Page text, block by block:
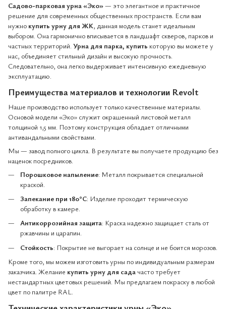
Садово-парковая урна «Эко»— это элегантное и практичное
решение для современных общественных пространств. Если вам
нужно купить урну для ЖК, данная модель станет идеальным
выбором. Она гармонично вписывается в ландшафт скверов, парков и
частных территорий. Урна для парка, купить которую вы можете у
нас, объединяет стильный дизайн и высокую прочность.
Следовательно, она легко выдерживает интенсивную ежедневную
эксплуатацию.
Преимущества материалов и технологии Revolt
Наше производство использует только качественные материалы.
Основой модели «Эко» служит окрашенный листовой металл
толщиной 1,5 мм. Поэтому конструкция обладает отличными
антивандальными свойствами.
Мы — завод полного цикла. В результате вы получаете продукцию без
наценок посредников.
Порошковое напыление: Металл покрывается специальной
краской.
Запекание при 180°C: Изделие проходит термическую
обработку в камере.
Антикоррозийная защита: Краска надежно защищает сталь от
ржавчины и царапин.
Стойкость: Покрытие не выгорает на солнце и не боится морозов.
Кроме того, мы можем изготовить урны по индивидуальным размерам
заказчика. Желание купить урну для сада часто требует
нестандартных цветовых решений. Мы предлагаем покраску в любой
цвет по палитре RAL.